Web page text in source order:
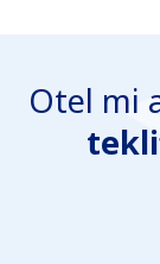
Yanlış bilgi
Konun
Otel mi